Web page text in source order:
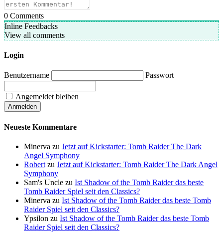
0 Comments
Inline Feedbacks
View all comments
Login
Benutzername Passwort
Angemeldet bleiben
Neueste Kommentare
Minerva zu Jetzt auf Kickstarter: Tomb Raider The Dark
Angel Symphony
Robert zu Jetzt auf Kickstarter: Tomb Raider The Dark Angel
Symphony
Sam's Uncle zu Ist Shadow of the Tomb Raider das beste
Tomb Raider Spiel seit den Classics?
Minerva zu Ist Shadow of the Tomb Raider das beste Tomb
Raider Spiel seit den Classics?
Ypsilon zu Ist Shadow of the Tomb Raider das beste Tomb
Raider Spiel seit den Classics?